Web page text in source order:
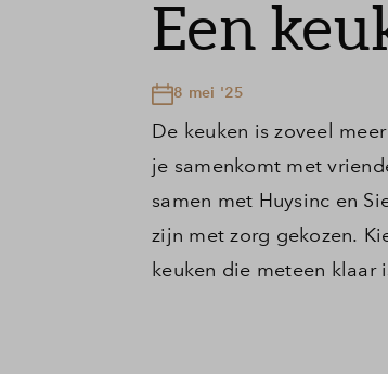
Een
8 mei '25
De keuken is zoveel
je samenkomt met
samen met Huysinc en
zijn met zorg gekozen.
keuken die meteen